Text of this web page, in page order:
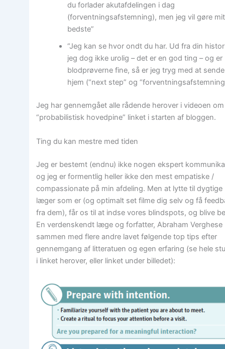
du forlader akutafdelingen i dag
(forventningsafstemning), men jeg vil gøre mit
bedste”
“Jeg kan se hvor ondt du har. Ud fra din
jeg dog ikke urolig – det er en god ting – og er
blodprøverne fine, så er jeg tryg med at
hjem (“next step” og
Jeg har gennemgået alle rådende herover i videoen om
“probabilistisk hovedpine” linket i starten af bloggen.
Ting du kan mestre med tiden
Jeg er bestemt (endnu) ikke nogen ekspert
og jeg er formentlig heller ikke den mest empatiske /
compassionate på min afdeling. Men at lytte til dygtige
læger som er (og optimalt set filme dig selv og få
fra dem), får os til at indse vores blindspots, og blive
En verdenskendt læge og forfatter, Abraham Verghese
sammen med flere andre lavet følgende top tips efter
gennemgang af litteratuen og egen erfaring (se hele
i linket herover, eller linket under billedet):